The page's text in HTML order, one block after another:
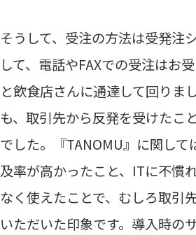
そうして、受注の方法は受発注
して、電話やFAXでの受注はお
と飲食店さんに通達して回りま
も、取引先から反発を受けたこ
でした。『TANOMU』に関して
及率が高かったこと、ITに不慣
なく使えたことで、むしろ取引
いただいた印象です。導入時の